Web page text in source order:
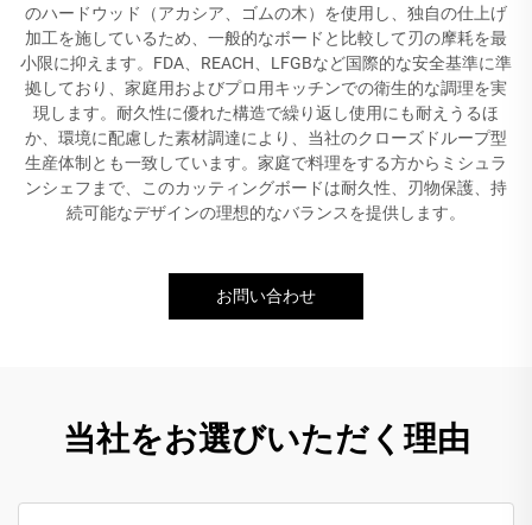
のハードウッド（アカシア、ゴムの木）を使用し、独自の仕上げ
加工を施しているため、一般的なボードと比較して刃の摩耗を最
小限に抑えます。FDA、REACH、LFGBなど国際的な安全基準に準
拠しており、家庭用およびプロ用キッチンでの衛生的な調理を実
現します。耐久性に優れた構造で繰り返し使用にも耐えうるほ
か、環境に配慮した素材調達により、当社のクローズドループ型
生産体制とも一致しています。家庭で料理をする方からミシュラ
ンシェフまで、このカッティングボードは耐久性、刃物保護、持
続可能なデザインの理想的なバランスを提供します。
お問い合わせ
当社をお選びいただく理由